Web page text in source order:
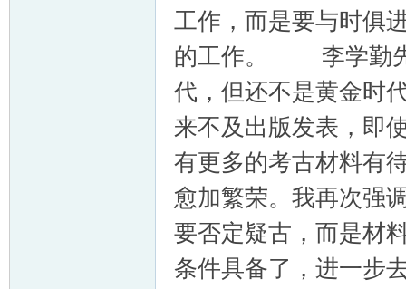
工作，而是要与时俱
的工作。 李学勤先
代，但还不是黄金时
来不及出版发表，即
有更多的考古材料有
愈加繁荣。我再次强
要否定疑古，而是材
条件具备了，进一步